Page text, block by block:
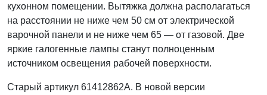
кухонном помещении. Вытяжка должна располагаться
на расстоянии не ниже чем 50 см от электрической
варочной панели и не ниже чем 65 — от газовой. Две
яркие галогенные лампы станут полноценным
источником освещения рабочей поверхности.
Старый артикул 61412862A. В новой версии